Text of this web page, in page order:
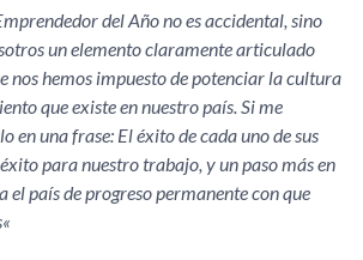
del Año no es accidental, sino
un elemento claramente articulado
nos hemos impuesto de potenciar la cultura
que existe en nuestro país. Si me
en una frase: El éxito de cada uno de sus
para nuestro trabajo, y un paso más en
el país de progreso permanente con que
«